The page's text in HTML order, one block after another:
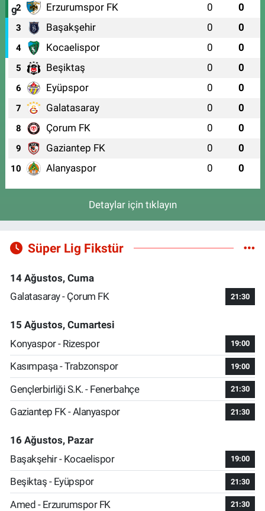
2 Erzurumspor FK 0 0
3 Başakşehir 0 0
4 Kocaelispor 0 0
5 Beşiktaş 0 0
6 Eyüpspor 0 0
7 Galatasaray 0 0
8 Çorum FK 0 0
9 Gaziantep FK 0 0
10 Alanyaspor 0 0
Detaylar için tıklayın
Süper Lig Fikstür
14 Ağustos, Cuma
Galatasaray - Çorum FK
21:30
15 Ağustos, Cumartesi
Konyaspor - Rizespor
19:00
Kasımpaşa - Trabzonspor 19:00
Gençlerbirliği S.K. - Fenerbahçe 21:30
Gaziantep FK - Alanyaspor 21:30
16 Ağustos, Pazar
Başakşehir - Kocaelispor
19:00
Beşiktaş - Eyüpspor 21:30
Amed - Erzurumspor FK 21:30